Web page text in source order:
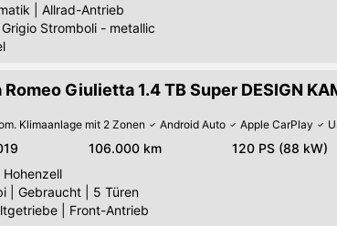
Allrad-Antrieb
Stromboli - metallic
Romeo Giulietta 1.4 TB Super DESIGN
Klimaanlage mit 2 Zonen Android Auto Apple CarPlay
106.000 km 120 PS (88 kW)
Hohenzell
Gebraucht
5 Türen
Front-Antrieb